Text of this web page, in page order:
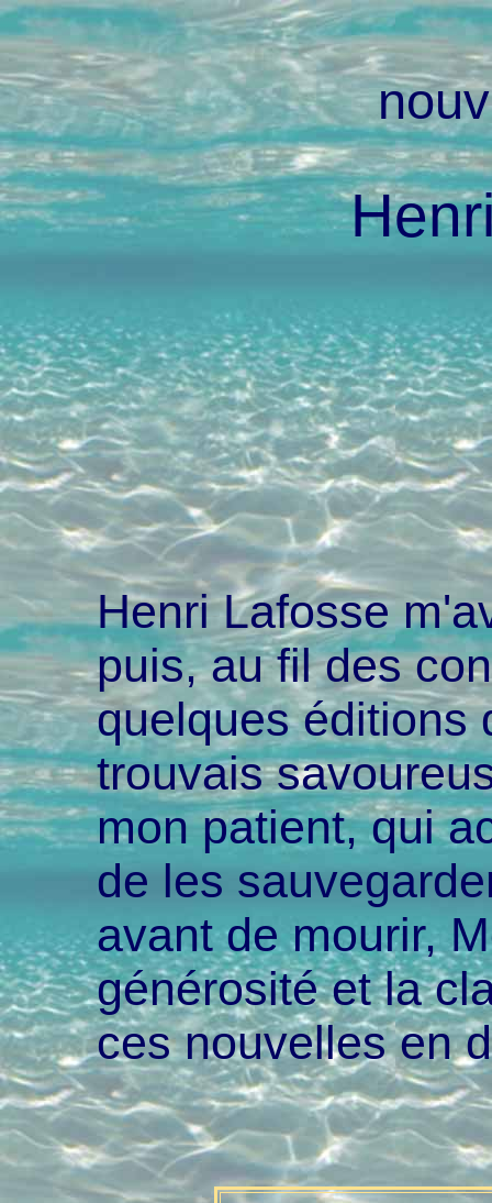
Henri Lafosse
puis, au fil des
quelques éditions
trouvais
mon patient, qui
de les
avant de mourir,
générosité et la
ces nouvelles en